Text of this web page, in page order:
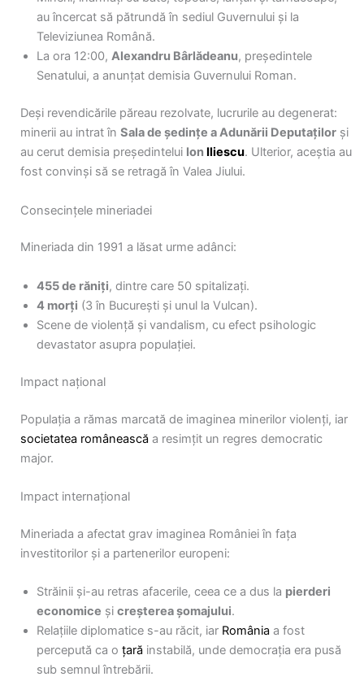
au încercat să pătrundă în sediul Guvernului și la
Televiziunea Română.
La ora 12:00, Alexandru Bârlădeanu, președintele
Senatului, a anunțat demisia Guvernului Roman.
Deși revendicările păreau rezolvate, lucrurile au degenerat:
minerii au intrat în Sala de ședințe a Adunării Deputaților și
au cerut demisia președintelui Ion Iliescu. Ulterior, aceștia au
fost convinși să se retragă în Valea Jiului.
Consecințele mineriadei
Mineriada din 1991 a lăsat urme adânci:
455 de răniți, dintre care 50 spitalizați.
4 morți (3 în București și unul la Vulcan).
Scene de violență și vandalism, cu efect psihologic
devastator asupra populației.
Impact național
Populația a rămas marcată de imaginea minerilor violenți, iar
societatea românească a resimțit un regres democratic
major.
Impact internațional
Mineriada a afectat grav imaginea României în fața
investitorilor și a partenerilor europeni:
Străinii și-au retras afacerile, ceea ce a dus la pierderi
economice și creșterea șomajului.
Relațiile diplomatice s-au răcit, iar România a fost
percepută ca o țară instabilă, unde democrația era pusă
sub semnul întrebării.